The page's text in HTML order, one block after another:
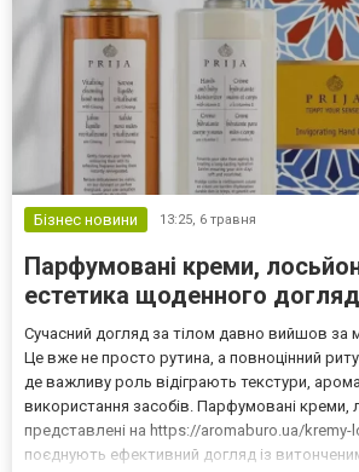
Бізнес новини 13:25, 6 травня
Парфумовані креми,
естетика щоденного
Сучасний догляд за тілом давно вийшов за
Це вже не просто рутина, а повноцінний
де важливу роль відіграють текстури,
використання засобів. Парфумовані креми,
представлені на https://aromaburo.ua/
поєднують ефективний догляд із